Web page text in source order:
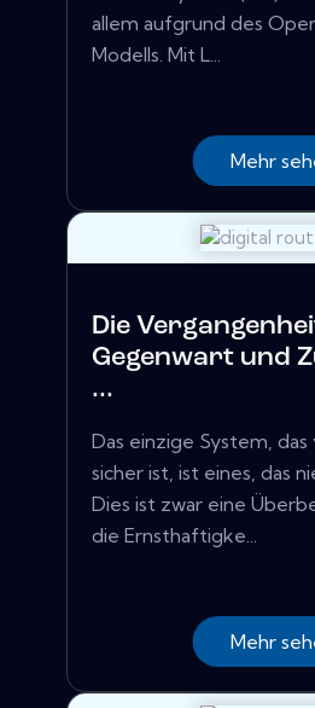
allem aufgrund des
Modells. Mit L...
Mehr
Die
Gegenwart und
...
Das einzige System,
sicher ist, ist eines, das
Dies ist zwar eine
die Ernsthaftigke...
Mehr